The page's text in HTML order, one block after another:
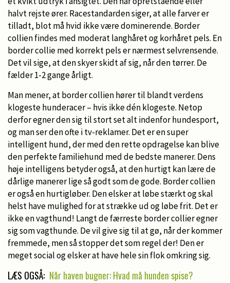
halvt rejste ører. Racestandarden siger, at alle farver er
tilladt, blot må hvid ikke være dominerende. Border
collien findes med moderat langhåret og korhåret pels. En
border collie med korrekt pels er nærmest selvrensende.
Det vil sige, at den skyer skidt af sig, når den tørrer. De
fælder 1-2 gange årligt.
Man mener, at border collien hører til blandt verdens
klogeste hunderacer – hvis ikke dén klogeste. Netop
derfor egner den sig til stort set alt indenfor hundesport,
og man ser den ofte i tv-reklamer. Det er en super
intelligent hund, der med den rette opdragelse kan blive
den perfekte familiehund med de bedste manerer. Dens
høje intelligens betyder også, at den hurtigt kan lære de
dårlige manerer lige så godt som de gode. Border collien
er også en hurtigløber. Den elsker at løbe stærkt og skal
helst have mulighed for at strække ud og løbe frit. Det er
ikke en vagthund! Langt de færreste border collier egner
sig som vagthunde. De vil give sig til at gø, når der kommer
fremmede, men så stopper det som regel der! Den er
meget social og elsker at have hele sin flok omkring sig.
LÆS OGSÅ: Når haven bugner: Hvad må hunden spise?